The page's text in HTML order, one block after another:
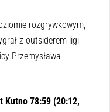
rozgrywkowym,
z outsiderem ligi
Przemysława
Kutno 78:59 (20:12,